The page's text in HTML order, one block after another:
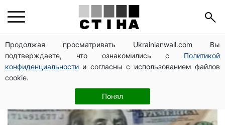
Продолжая просматривать Ukrainianwall.com Вы
подтверждаете, что ознакомились с Политикой
конфиденциальности и согласны с использованием файлов
cookie.
Понял
валютный рынок